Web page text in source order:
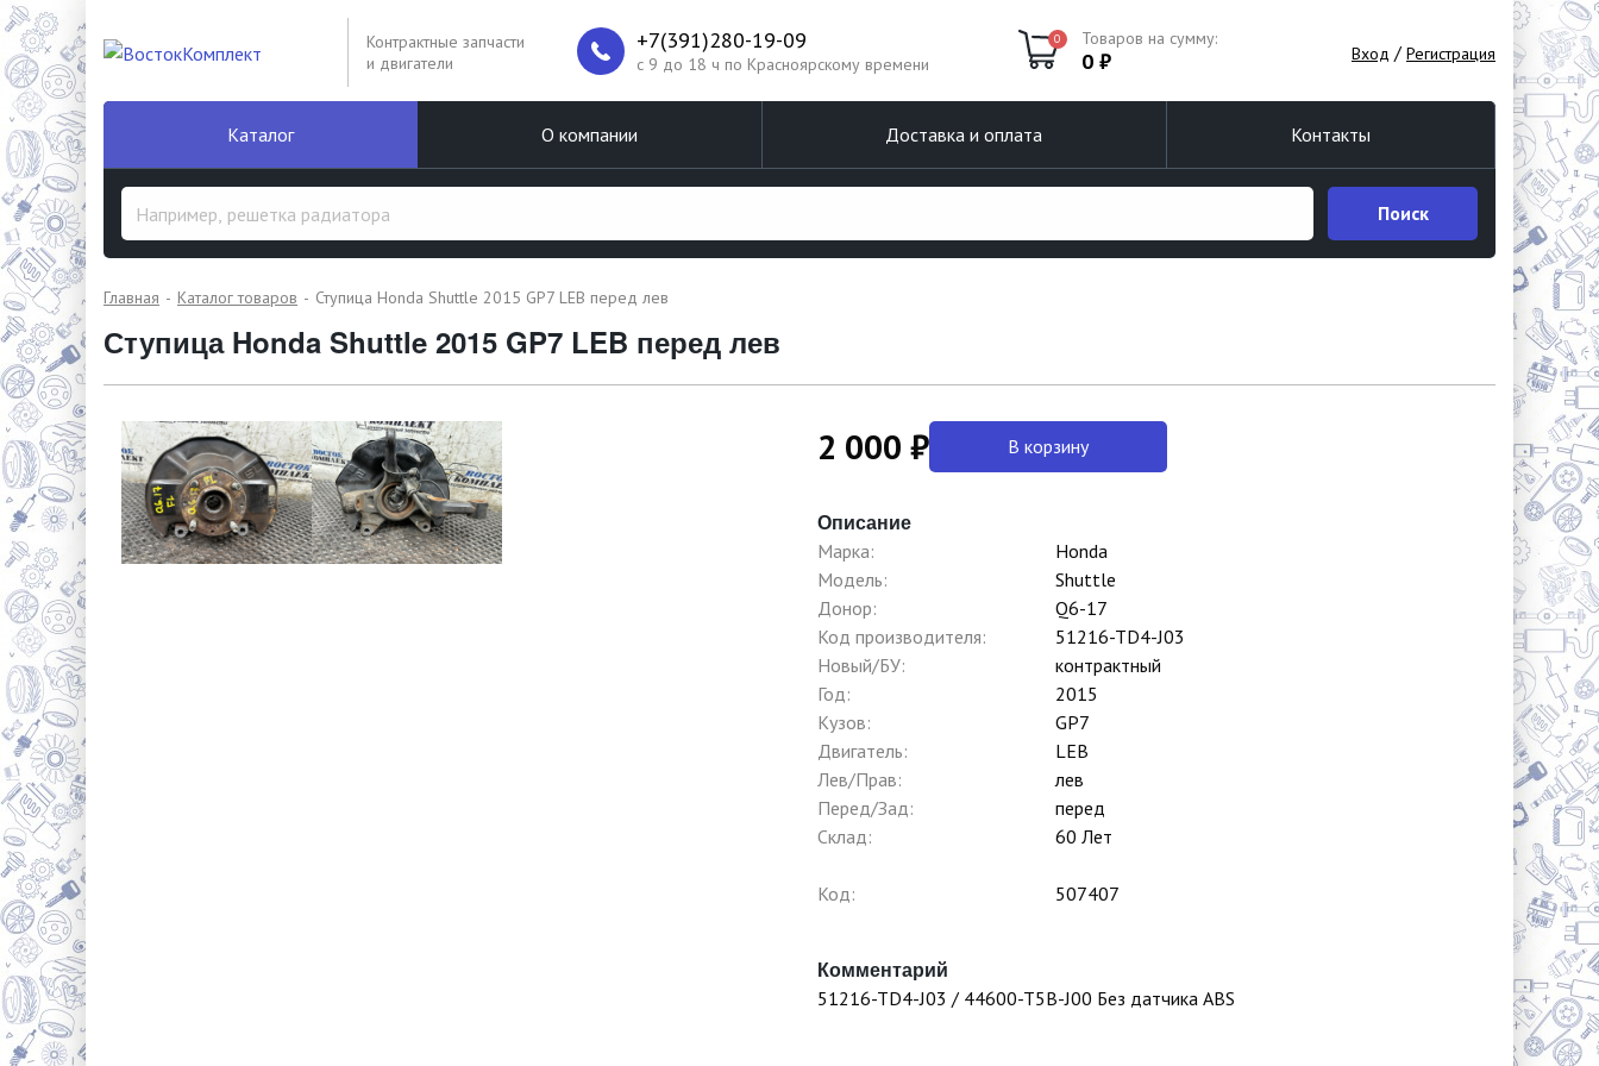
Контрактные запчасти
и двигатели
+7(391)280-19-09
c 9 до 18 ч по Красноярскому времени
0 Товаров на сумму:
0 ₽ Вход / Регистрация
Каталог О компании Доставка и оплата Контакты
Поиск
Главная Каталог товаров Ступица Honda Shuttle 2015 GP7 LEB перед лев
Ступица Honda Shuttle 2015 GP7 LEB перед лев
2 000 ₽ В корзину
Описание
Марка:
Honda
Модель:
Shuttle
Донор:
Q6-17
Код производителя:
51216-TD4-J03
Новый/БУ:
контрактный
Год:
2015
Кузов:
GP7
Двигатель:
LEB
Лев/Прав:
лев
Перед/Зад:
перед
Склад:
60 Лет
Код: 507407
Комментарий
51216-TD4-J03 / 44600-T5B-J00 Без датчика ABS